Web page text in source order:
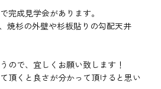
完成見学会があります。
焼杉の外壁や杉板貼りの勾配天井
ので、宜しくお願い致します！
頂くと良さが分かって頂けると思い